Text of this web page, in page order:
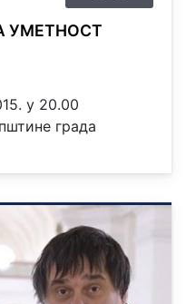
УМЕТНОСТ
у 20.00
града